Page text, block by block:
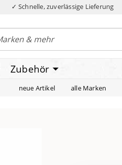
✓ Schnelle, zuverlässige Lieferung
Zubehör
neue Artikel alle Marken